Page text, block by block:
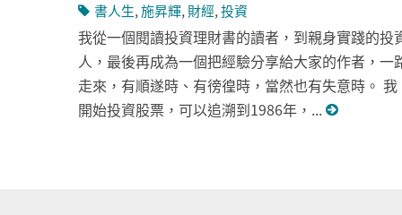
書人生,施昇輝, 財經,投資
我從一個閱讀投資理財書的讀者，到親身實踐的投
人，最後再成為一個把經驗分享給大家的作者，一
走來，有順遂時、有徬徨時，當然也有失意時。 我
開始投資股票，可以追溯到1986年，...